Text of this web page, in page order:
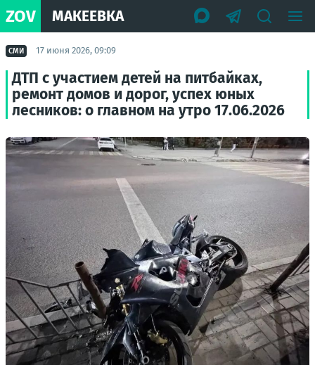
ZOV МАКЕЕВКА
СМИ 17 июня 2026, 09:09
ДТП с участием детей на питбайках,
ремонт домов и дорог, успех юных
лесников: о главном на утро 17.06.2026